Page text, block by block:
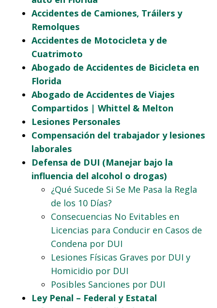
Accidentes de Camiones, Tráilers y
Remolques
Accidentes de Motocicleta y de
Cuatrimoto
Abogado de Accidentes de Bicicleta en
Florida
Abogado de Accidentes de Viajes
Compartidos | Whittel & Melton
Lesiones Personales
Compensación del trabajador y lesiones
laborales
Defensa de DUI (Manejar bajo la
influencia del alcohol o drogas)
¿Qué Sucede Si Se Me Pasa la Regla
de los 10 Días?
Consecuencias No Evitables en
Licencias para Conducir en Casos de
Condena por DUI
Lesiones Físicas Graves por DUI y
Homicidio por DUI
Posibles Sanciones por DUI
Ley Penal – Federal y Estatal